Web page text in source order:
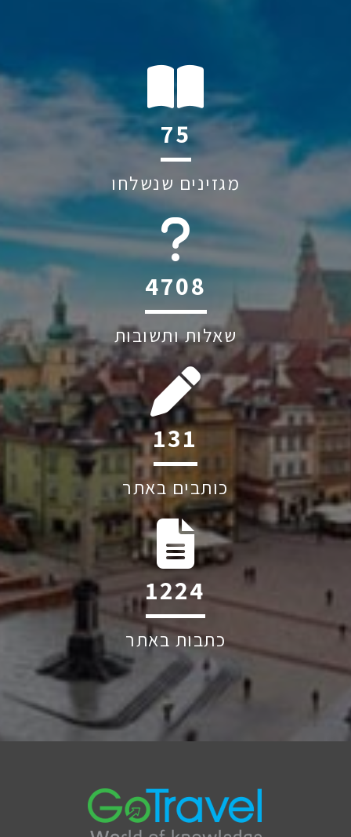
126
מגזינים שנשלחו
6044
שאלות ותשובות
220
כותבים באתר
2047
כתבות באתר